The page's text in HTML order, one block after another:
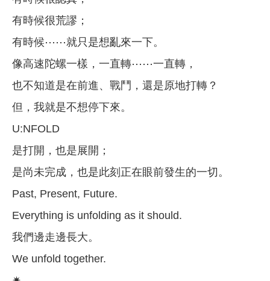
有時候很荒謬；
有時候⋯⋯就只是想亂來一下。
像高速陀螺一樣，一直轉⋯⋯一直轉，
也不知道是在前進、戰鬥，還是原地打轉？
但，我就是不想停下來。
U:NFOLD
是打開，也是展開；
是尚未完成，也是此刻正在眼前發生的一切。
Past, Present, Future.
Everything is unfolding as it should.
我們邊走邊長大。
We unfold together.